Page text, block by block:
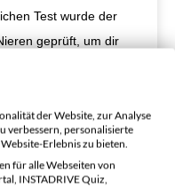
Test wurde der
geprüft, um dir
der Website, zur Analyse
verbessern, personalisierte
Erlebnis zu bieten.
für alle Webseiten von
INSTADRIVE Quiz,